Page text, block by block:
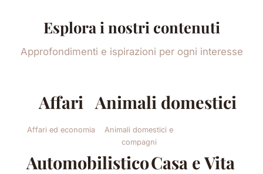
Esplora i nostri contenuti
Approfondimenti e ispirazioni per ogni interesse
Affari
Affari ed economia
Animali domestici
Animali domestici e
compagni
AutomobilisticoCasa e Vita